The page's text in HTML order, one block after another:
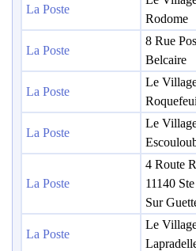
La Poste
Rodome
La Poste
8 Rue
Belcaire
La Poste
Le
La Poste
Le
La Poste
4 Route
11140
Sur
La Poste
Le